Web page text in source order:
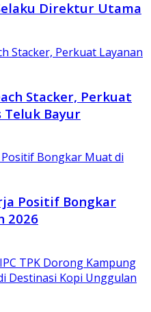
Direktur Utama
Stacker, Perkuat
Teluk Bayur
Positif Bongkar
2026